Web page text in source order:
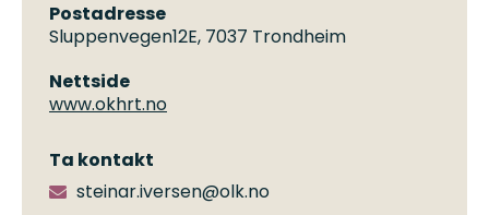
Postadresse
Sluppenvegen12E, 7037 Trondheim
Nettside
www.okhrt.no
Ta kontakt
steinar.iversen@olk.no